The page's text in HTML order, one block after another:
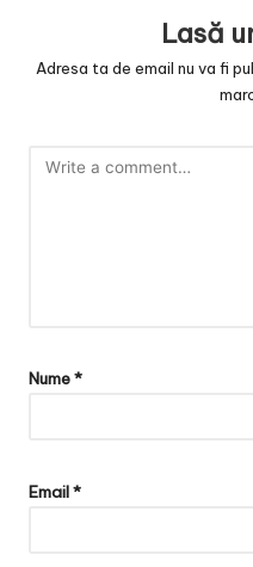
Lasă
Adresa ta de email nu va fi
Nume*
Email*